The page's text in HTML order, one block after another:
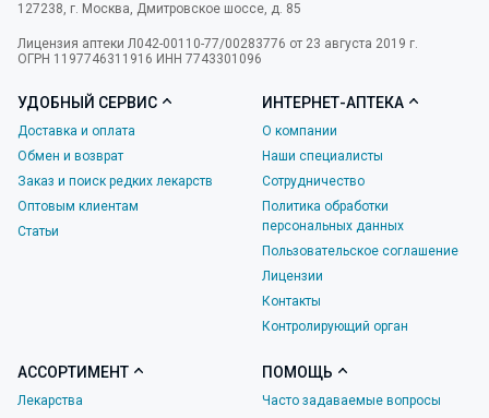
127238, г. Москва, Дмитровское шоссе, д. 85
Лицензия аптеки Л042-00110-77/00283776 от 23 августа 2019 г.
ОГРН 1197746311916 ИНН 7743301096
УДОБНЫЙ СЕРВИС
Доставка и оплата
Обмен и возврат
Заказ и поиск редких лекарств
Оптовым клиентам
Статьи
ИНТЕРНЕТ-АПТЕКА
О компании
Наши специалисты
Сотрудничество
Политика обработки
персональных данных
Пользовательское соглашение
Лицензии
Контакты
Контролирующий орган
АССОРТИМЕНТ
Лекарства
ПОМОЩЬ
Часто задаваемые вопросы